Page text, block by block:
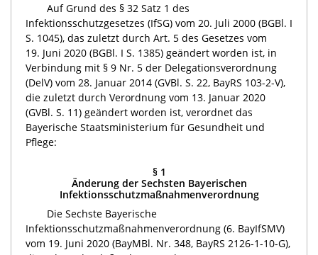
Auf Grund des § 32 Satz 1 des
Infektionsschutzgesetzes (IfSG) vom 20. Juli 2000 (BGBl. I
S. 1045), das zuletzt durch Art. 5 des Gesetzes vom
19. Juni 2020 (BGBl. I S. 1385) geändert worden ist, in
Verbindung mit § 9 Nr. 5 der Delegationsverordnung
(DelV) vom 28. Januar 2014 (GVBl. S. 22, BayRS 103-2-V),
die zuletzt durch Verordnung vom 13. Januar 2020
(GVBl. S. 11) geändert worden ist, verordnet das
Bayerische Staatsministerium für Gesundheit und
Pflege:
§ 1
Änderung der Sechsten Bayerischen
Infektionsschutzmaßnahmenverordnung
Die Sechste Bayerische
Infektionsschutzmaßnahmenverordnung (6. BayIfSMV)
vom 19. Juni 2020 (BayMBl. Nr. 348, BayRS 2126-1-10-G),